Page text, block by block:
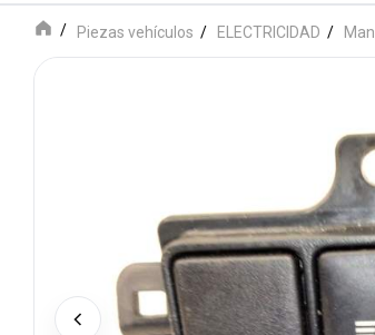
Piezas vehículos ELECTRICIDAD